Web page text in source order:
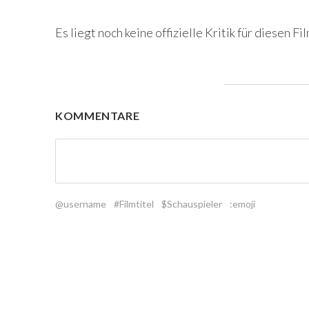
Es liegt noch keine offizielle Kritik für diesen
KOMMENTARE
@username #Filmtitel $Schauspieler :emoji